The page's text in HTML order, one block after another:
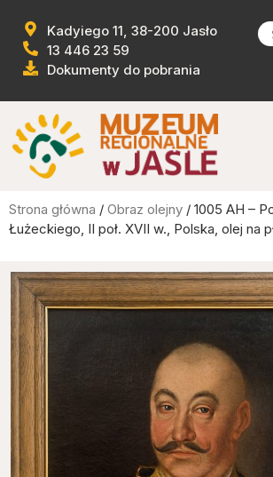
Kadyiego 11, 38-200 Jasło
13 446 23 59
Dokumenty do pobrania
Strona główna / Obraz olejny / 1005 AH –
Łużeckiego, II poł. XVII w., Polska, olej na